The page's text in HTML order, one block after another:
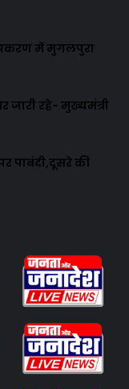
में मुगलपुरा
जारी रहे- मुख्यमंत्री
पाबंदी,दूसरे की